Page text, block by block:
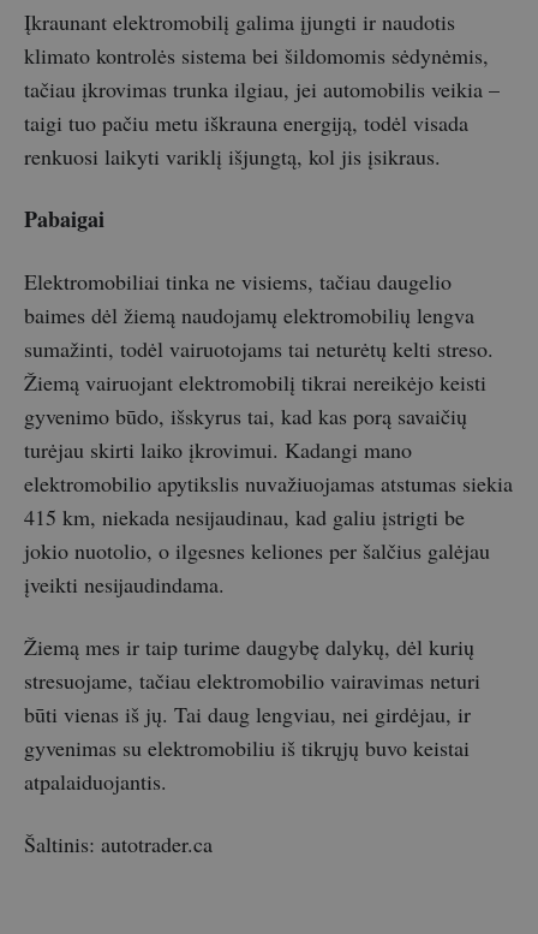
Įkraunant elektromobilį galima įjungti ir naudotis
klimato kontrolės sistema bei šildomomis sėdynėmis,
tačiau įkrovimas trunka ilgiau, jei automobilis veikia –
taigi tuo pačiu metu iškrauna energiją, todėl visada
renkuosi laikyti variklį išjungtą, kol jis įsikraus.
Pabaigai
Elektromobiliai tinka ne visiems, tačiau daugelio
baimes dėl žiemą naudojamų elektromobilių lengva
sumažinti, todėl vairuotojams tai neturėtų kelti streso.
Žiemą vairuojant elektromobilį tikrai nereikėjo keisti
gyvenimo būdo, išskyrus tai, kad kas porą savaičių
turėjau skirti laiko įkrovimui. Kadangi mano
elektromobilio apytikslis nuvažiuojamas atstumas siekia
415 km, niekada nesijaudinau, kad galiu įstrigti be
jokio nuotolio, o ilgesnes keliones per šalčius galėjau
įveikti nesijaudindama.
Žiemą mes ir taip turime daugybę dalykų, dėl kurių
stresuojame, tačiau elektromobilio vairavimas neturi
būti vienas iš jų. Tai daug lengviau, nei girdėjau, ir
gyvenimas su elektromobiliu iš tikrųjų buvo keistai
atpalaiduojantis.
Šaltinis: autotrader.ca